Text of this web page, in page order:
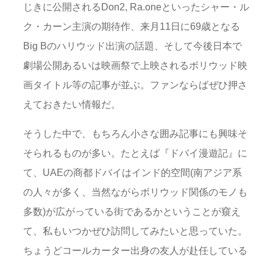
じきに公開されるDon2, Ra.oneといったシャー・ル
ク・カーン主演の期待作、来月11日に69歳となる
Big Bのハリウッド出演の話題、そして今後日本で
劇場公開あるいは映画祭で上映されるボリウッド映
画タイトル等の記事が並ぶ。ファンならばぜひ押さ
えておきたい情報だ。
そうした中で、もちろん小さな囲み記事にも興味そ
そられるものが多い。たとえば『ドバイ漫遊記』に
て、UAEの商都ドバイはインド的空間(南アジア系
の人々が多く、当然ながらボリウッド関係のモノも
多数)が広がっている街であるかということが窺え
て、私もいつかぜひ訪問してみたいと思っていた。
ちょうどコールカーター出身の友人が赴任している